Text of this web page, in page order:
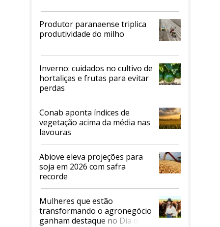
Produtor paranaense triplica
produtividade do milho
Inverno: cuidados no cultivo de
hortaliças e frutas para evitar
perdas
Conab aponta índices de
vegetação acima da média nas
lavouras
Abiove eleva projeções para
soja em 2026 com safra
recorde
Mulheres que estão
transformando o agronegócio
ganham destaque no Dia do